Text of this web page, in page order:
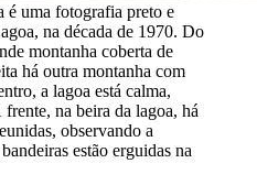
é uma fotografia preto e
na década de 1970. Do
montanha coberta de
há outra montanha com
a lagoa está calma,
na beira da lagoa, há
observando a
estão erguidas na